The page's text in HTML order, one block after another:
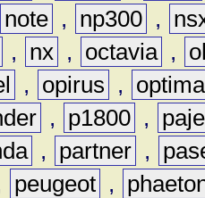
note , np300 ,
, nx , octavia ,
, opirus ,
optima
, p1800 ,
, partner ,
peugeot ,